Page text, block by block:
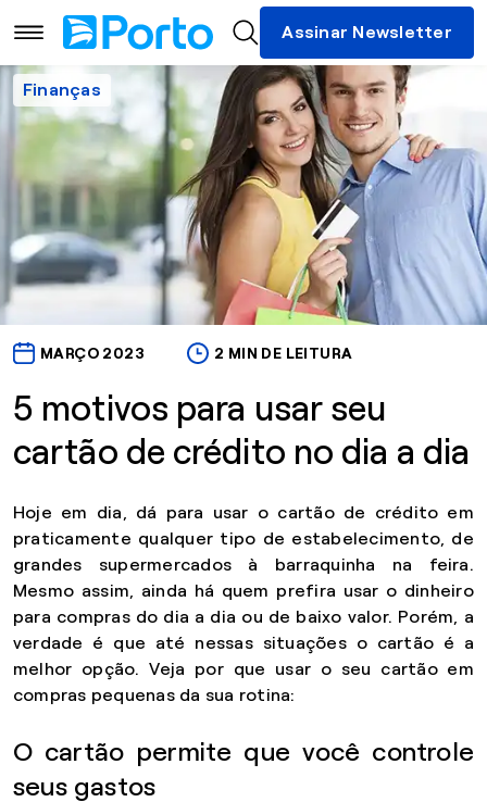
Assinar Newsletter
Finanças
5 motivos para usar seu
cartão de crédito no dia a dia
MARÇO 2023 2 MIN DE LEITURA
Hoje em dia, dá para usar o cartão de crédito em
praticamente qualquer tipo de estabelecimento, de
grandes supermercados à barraquinha na feira.
Mesmo assim, ainda há quem prefira usar o dinheiro
para compras do dia a dia ou de baixo valor. Porém, a
verdade é que até nessas situações o cartão é a
melhor opção. Veja por que usar o seu cartão em
compras pequenas da sua rotina:
O cartão permite que você controle
seus gastos